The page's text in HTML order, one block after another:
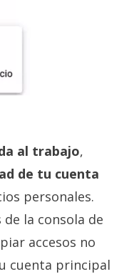
al trabajo,
de tu cuenta
personales.
la consola de
accesos no
cuenta principal